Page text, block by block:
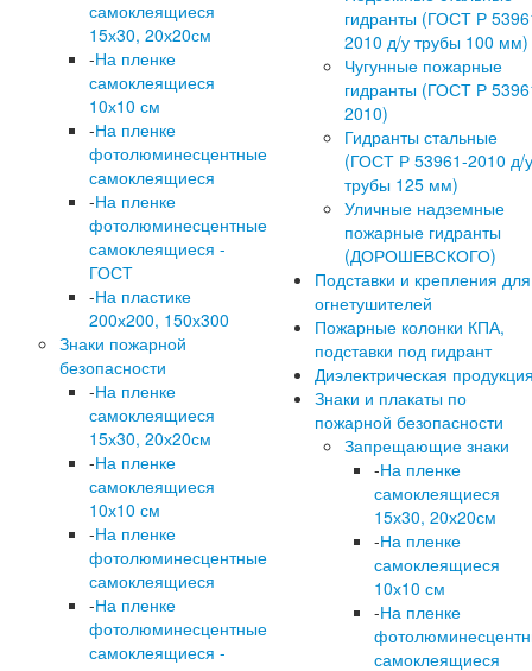
самоклеящиеся
15х30, 20х20см
-На пленке
самоклеящиеся
10х10 см
-На пленке
фотолюминесцентные
самоклеящиеся
-На пленке
фотолюминесцентные
самоклеящиеся -
ГОСТ
-На пластике
200х200, 150х300
Знаки пожарной
безопасности
-На пленке
самоклеящиеся
15х30, 20х20см
-На пленке
самоклеящиеся
10х10 см
-На пленке
фотолюминесцентные
самоклеящиеся
-На пленке
фотолюминесцентные
самоклеящиеся -
гидранты (ГОСТ Р
2010 д/у трубы 100 мм)
Чугунные пожарные
гидранты (ГОСТ Р
2010)
Гидранты стальные
(ГОСТ Р 53961-2010 д/у
трубы 125 мм)
Уличные надземные
пожарные гидранты
(ДОРОШЕВСКОГО)
Подставки и крепления для
огнетушителей
Пожарные колонки КПА,
подставки под гидрант
Диэлектрическая
Знаки и плакаты по
пожарной безопасности
Запрещающие знаки
-На пленке
самоклеящиеся
15х30, 20х20см
-На пленке
самоклеящиеся
10х10 см
-На пленке
самоклеящиеся